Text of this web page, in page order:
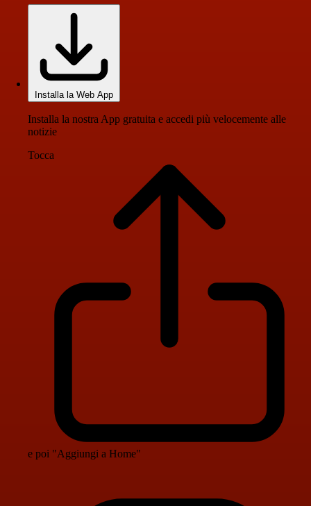
Installa la Web App
Installa la nostra App gratuita e accedi più velocemente alle
notizie
Tocca
e poi "Aggiungi a Home"